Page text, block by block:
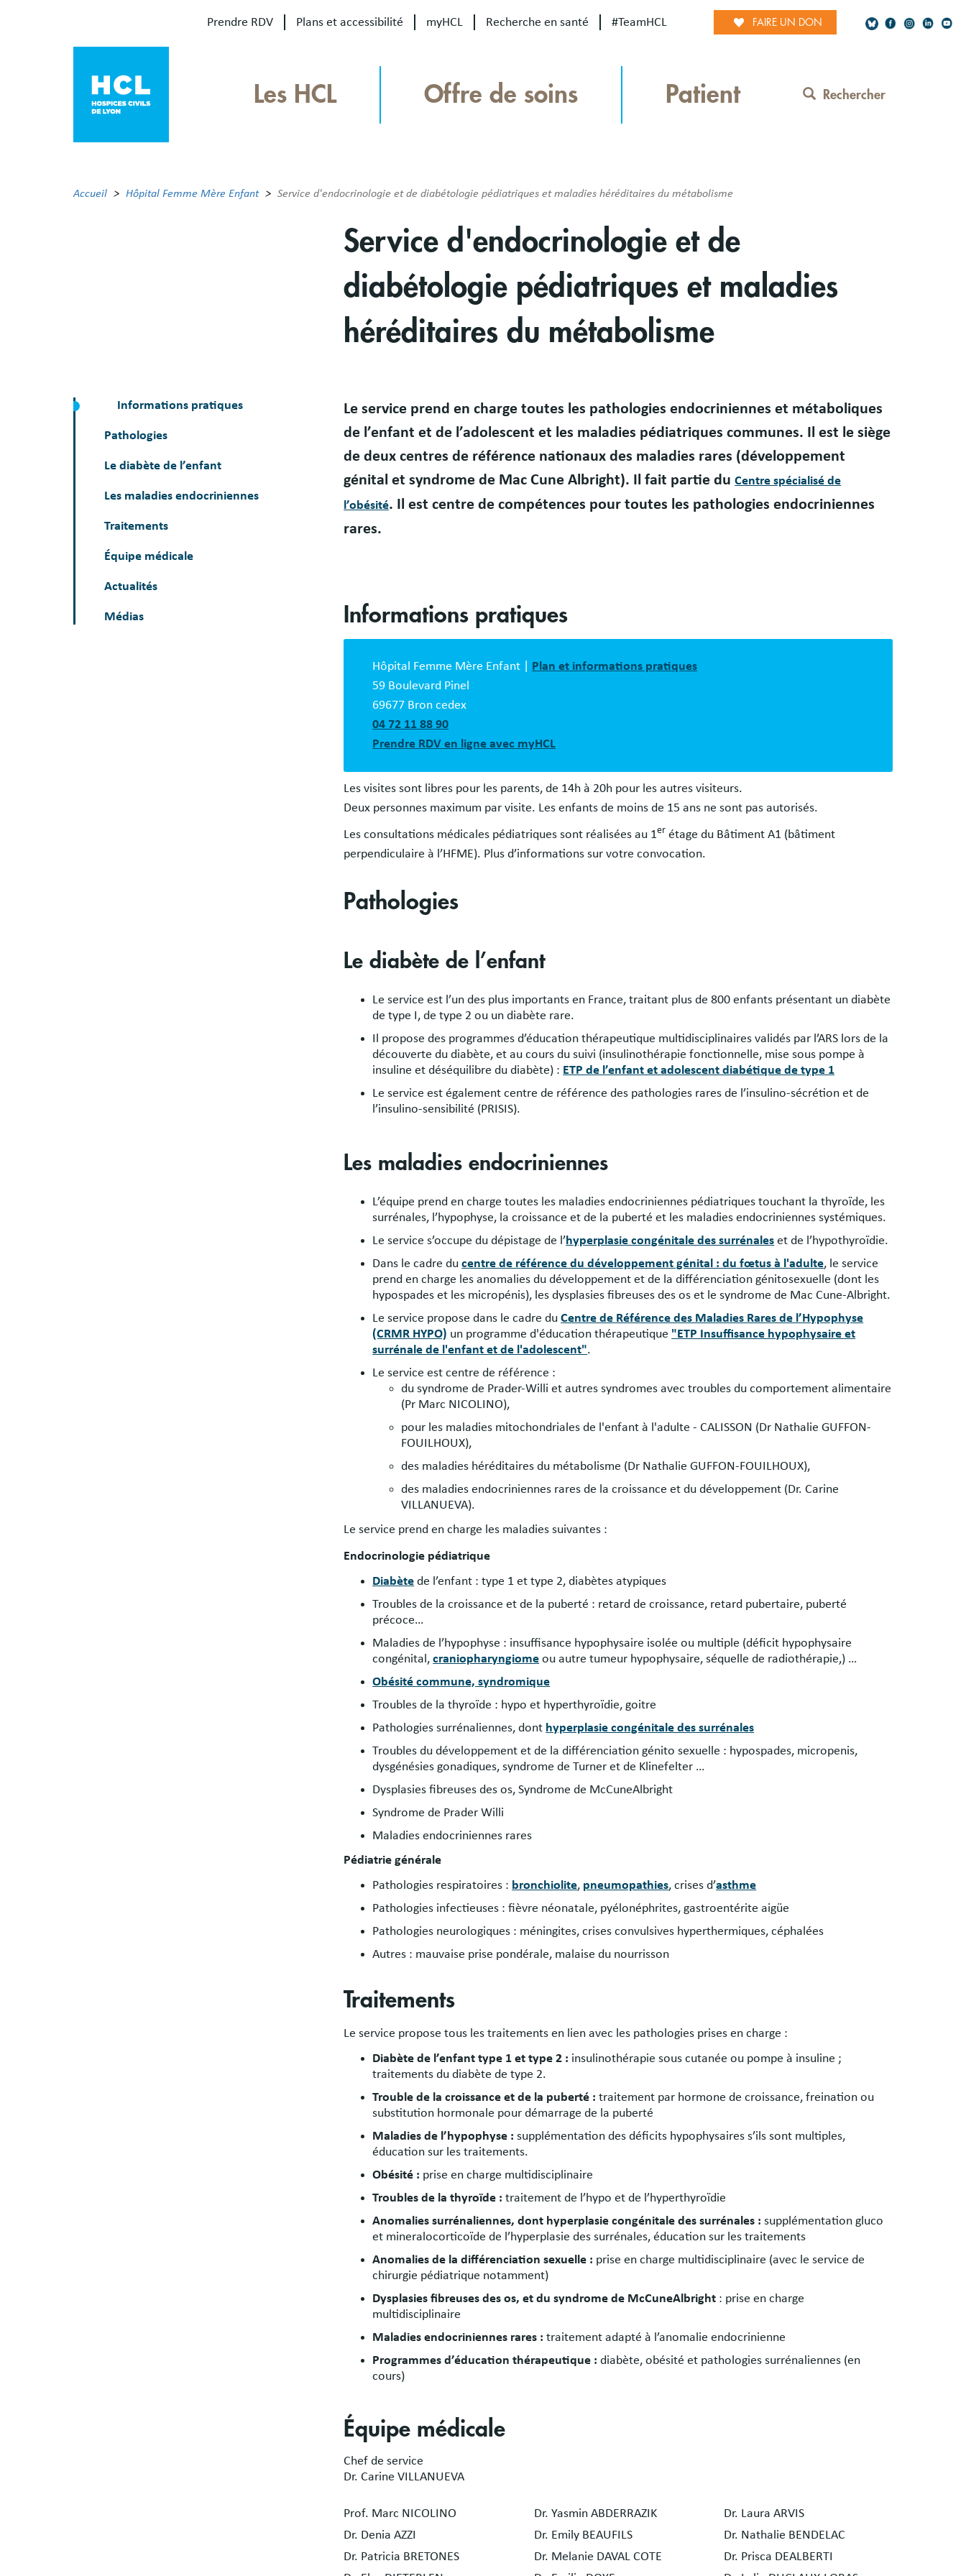
Prendre RDV Plans et accessibilité myHCL Recherche en santé #TeamHCL FAIRE UN DON
Network
Les HCL Offre de soins Patient Rechercher
Accueil Hôpital Femme Mère Enfant Service d'endocrinologie et de diabétologie pédiatriques et maladies héréditaires du métabolisme
Service d'endocrinologie et de
diabétologie pédiatriques et maladies
héréditaires du métabolisme
Informations pratiques
Pathologies
Le diabète de l’enfant
Les maladies endocriniennes
Traitements
Équipe médicale
Actualités
Médias
Présentation
Le service prend en charge toutes les pathologies endocriniennes et métaboliques
de l’enfant et de l’adolescent et les maladies pédiatriques communes. Il est le siège
de deux centres de référence nationaux des maladies rares (développement
génital et syndrome de Mac Cune Albright). Il fait partie duCentre spécialisé de
l’obésité. Il estcentre de compétences pour toutes les pathologies endocriniennes
rares.
Bloc
description
Informations pratiques
Hôpital Femme Mère Enfant | Plan et informations pratiques
59 Boulevard Pinel
69677 Bron cedex
04 72 11 88 90
Prendre RDV en ligne avec myHCL
Les visites sont libres pour les parents, de 14h à 20h pour les autres visiteurs.
Deux personnes maximum par visite. Les enfants de moins de 15 ans ne sont pas autorisés.
Les consultations médicales pédiatriques sont réalisées au 1er étage du Bâtiment A1 (bâtiment
perpendiculaire à l’HFME). Plus d’informations sur votre convocation.
Pathologies
Le diabète de l’enfant
Le service est l’un des plus importants en France, traitant plus de 800 enfants présentant un diabète
de type I, de type 2 ou un diabète rare.
Il propose des programmes d’éducation thérapeutique multidisciplinaires validés par l’ARS lors de la
découverte du diabète, et au cours du suivi (insulinothérapie fonctionnelle, mise sous pompe à
insuline et déséquilibre du diabète) : ETP de l’enfant et adolescent diabétique de type 1
Le service est également centre de référence des pathologies rares de l’insulino-sécrétion et de
l’insulino-sensibilité (PRISIS).
Les maladies endocriniennes
L’équipe prend en charge toutes les maladies endocriniennes pédiatriques touchant la thyroïde, les
surrénales, l’hypophyse, la croissance et de la puberté et les maladies endocriniennes systémiques.
Le service s’occupe du dépistage de l’hyperplasie congénitale des surrénales et de l’hypothyroïdie.
Dans le cadre ducentrede référence du développement génital : du fœtus à l'adulte, le service
prend en charge les anomalies du développement et de la différenciation génitosexuelle (dont les
hypospades et les micropénis), les dysplasies fibreuses des os et le syndrome de Mac Cune-Albright.
Le service propose dans le cadre duCentre de Référence des Maladies Rares de l’Hypophyse
(CRMR HYPO) un programme d'éducation thérapeutique "ETP Insuffisance hypophysaire et
surrénale de l'enfant et de l'adolescent".
Le service est centre de référence :
du syndrome de Prader-Willi et autres syndromes avec troubles du comportement alimentaire
(Pr Marc NICOLINO),
pour les maladies mitochondriales de l'enfant à l'adulte - CALISSON (Dr Nathalie GUFFON-
FOUILHOUX),
des maladies héréditaires du métabolisme (Dr Nathalie GUFFON-FOUILHOUX),
des maladies endocriniennes rares de la croissance et du développement (Dr. Carine
VILLANUEVA).
Le service prend en charge les maladies suivantes :
Endocrinologie pédiatrique
Diabète de l’enfant : type 1 et type 2, diabètes atypiques
Troubles de la croissance et de la puberté : retard de croissance, retard pubertaire, puberté
précoce…
Maladies de l’hypophyse : insuffisance hypophysaire isolée ou multiple (déficit hypophysaire
congénital,craniopharyngiome ou autre tumeur hypophysaire, séquelle de radiothérapie,) …
Obésité commune, syndromique
Troubles de la thyroïde : hypo et hyperthyroïdie, goitre
Pathologies surrénaliennes, dont hyperplasie congénitale des surrénales
Troubles du développement et de la différenciation génito sexuelle : hypospades, micropenis,
dysgénésies gonadiques, syndrome de Turner et de Klinefelter …
Dysplasies fibreuses des os, Syndrome de McCuneAlbright
Syndrome de Prader Willi
Maladies endocriniennes rares
Pédiatrie générale
Pathologies respiratoires : bronchiolite, pneumopathies, crises d’asthme
Pathologies infectieuses : fièvre néonatale, pyélonéphrites, gastroentérite aigüe
Pathologies neurologiques : méningites, crises convulsives hyperthermiques, céphalées
Autres : mauvaise prise pondérale, malaise du nourrisson
Traitements
Le service propose tous les traitements en lien avec les pathologies prises en charge :
Diabète de l’enfant type 1 et type 2 : insulinothérapie sous cutanée ou pompe à insuline ;
traitements du diabète de type 2.
Trouble de la croissance et de la puberté :traitement par hormone de croissance, freination ou
substitution hormonale pour démarrage de la puberté
Maladies de l’hypophyse : supplémentation des déficits hypophysaires s’ils sont multiples,
éducation sur les traitements.
Obésité : prise en charge multidisciplinaire
Troubles de la thyroïde : traitement de l’hypo et de l’hyperthyroïdie
Anomalies surrénaliennes, dont hyperplasie congénitale des surrénales : supplémentation gluco
et mineralocorticoïde de l’hyperplasie des surrénales, éducation sur les traitements
Anomalies de la différenciation sexuelle : prise en charge multidisciplinaire (avec le service de
chirurgie pédiatrique notamment)
Dysplasies fibreuses des os, et du syndrome de McCuneAlbright : prise en charge
multidisciplinaire
Maladies endocriniennes rares : traitement adapté à l’anomalie endocrinienne
Programmes d’éducation thérapeutique :diabète, obésité et pathologies surrénaliennes (en
cours)
Équipe médicale
Chef de service
Dr. Carine VILLANUEVA
Prof. Marc NICOLINO Dr. Yasmin ABDERRAZIK
Dr. Laura ARVIS
Dr. Denia AZZI
Dr. Emily BEAUFILS
Dr. Nathalie BENDELAC
Dr. Patricia BRETONES
Dr. Melanie DAVAL COTE
Dr. Prisca DEALBERTI